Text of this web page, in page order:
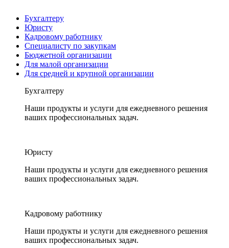
Бухгалтеру
Юристу
Кадровому работнику
Специалисту по закупкам
Бюджетной организации
Для малой организации
Для средней и крупной организации
Бухгалтеру
Наши продукты и услуги для ежедневного решения
ваших профессиональных задач.
Юристу
Наши продукты и услуги для ежедневного решения
ваших профессиональных задач.
Кадровому работнику
Наши продукты и услуги для ежедневного решения
ваших профессиональных задач.